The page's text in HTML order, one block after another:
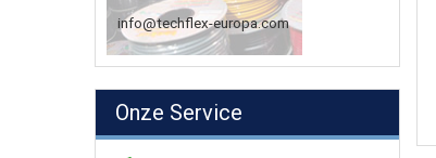
info@techflex-europa.com
Onze Service